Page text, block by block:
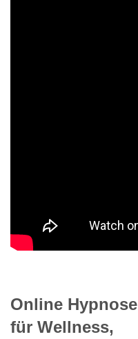
Online Hypnose
für Wellness,